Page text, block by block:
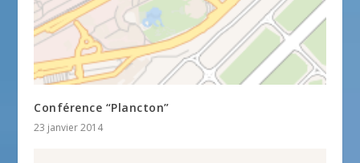
Conférence “Plancton”
23 janvier 2014